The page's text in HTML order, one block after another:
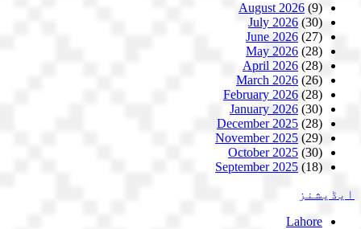
August 2026 (9)
July 2026 (30)
June 2026 (27)
May 2026 (28)
April 2026 (28)
March 2026 (26)
February 2026 (28)
January 2026 (30)
December 2025 (28)
November 2025 (29)
October 2025 (30)
September 2025 (18)
ایڈیشنز
Lahore